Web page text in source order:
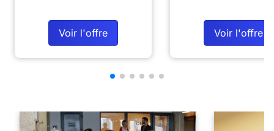
Voir l'offre Voir l'offre